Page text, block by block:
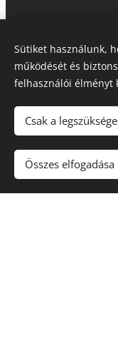
Sütiket használunk,
működését és
felhasználói élményt
Csak a
Összes elfogadása